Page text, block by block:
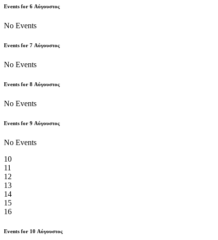
Events for 6 Αύγουστος
No Events
Events for 7 Αύγουστος
No Events
Events for 8 Αύγουστος
No Events
Events for 9 Αύγουστος
No Events
10
11
12
13
14
15
16
Events for 10 Αύγουστος